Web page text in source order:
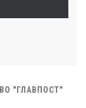
"ГЛАВПОСТ"